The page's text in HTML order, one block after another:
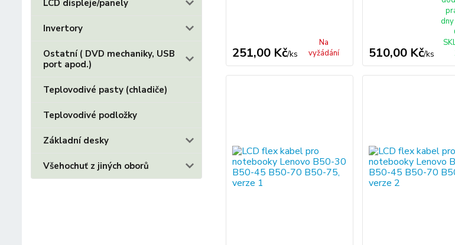
LCD displeje/panely
Invertory
Ostatní ( DVD mechaniky, USB
port apod.)
Teplovodivé pasty (chladiče)
Teplovodivé podložky
Základní desky
Všehochuť z jiných oborů
251,00 Kč/ks
Na
vyžádání
510,00 Kč/ks
dny